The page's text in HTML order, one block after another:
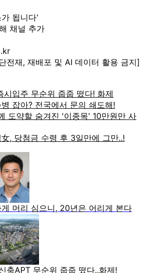
됩니다'
채널 추가
전재, 재배포 및 AI 데이터 활용 금지]